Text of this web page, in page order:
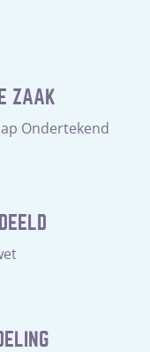
ZAAK
Ondertekend